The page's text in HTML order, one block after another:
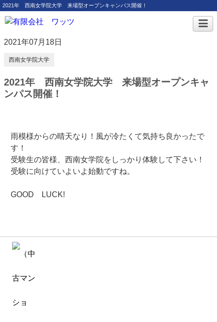
2021年 西南女学院大学 来場型オープンキャンパス開催！
2021年07月18日
西南女学院大学
2021年 西南女学院大学 来場型オープンキャ
ンパス開催！
雨模様からの晴天なり！風が冷たくて気持ち良かったで
す！
受験生の皆様、西南女学院をしっかり体験して下さい！
受験に向けていよいよ始動ですね。
GOOD LUCK!